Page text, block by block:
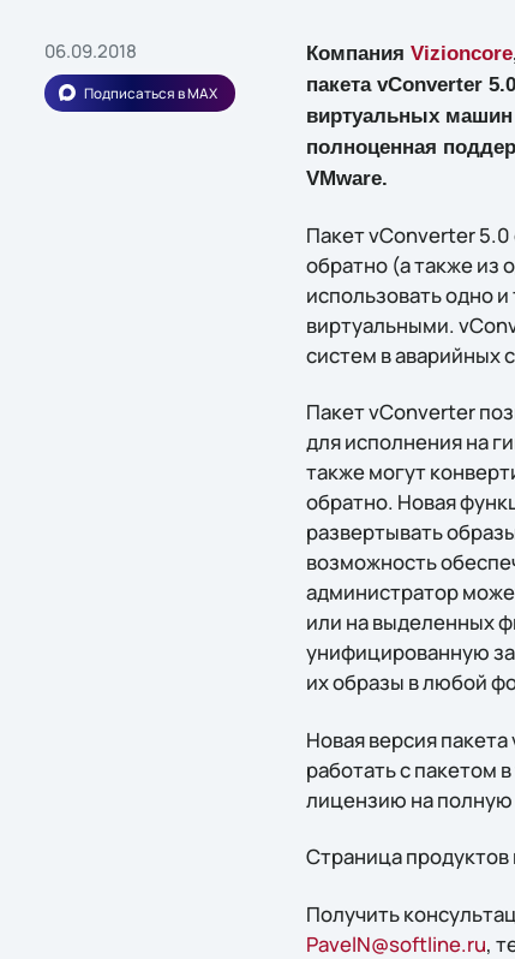
06.09.2018
Подписаться в MAX
Компания Vizioncore
пакета vConverter
виртуальных
полноценная
VMware.
Пакет vConverter
обратно (а также из
использовать одно
виртуальными.
систем в аварийных
Пакет vConverter
для исполнения на
также могут
обратно. Новая
развертывать
возможность
администратор
или на выделенных
унифицированную
их образы в любой
Новая версия
работать с пакетом
лицензию на
Страница
Получить
PavelN@softline.ru,